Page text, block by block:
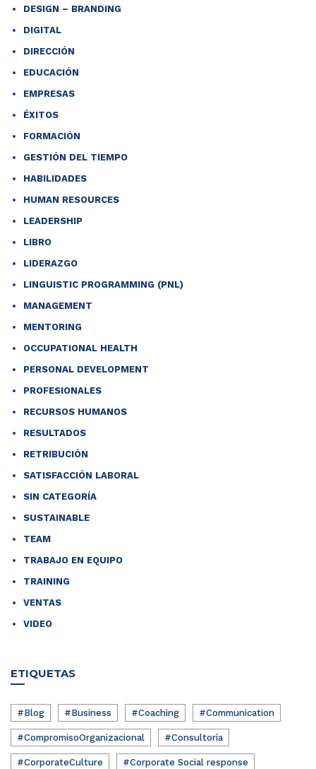
DESIGN – BRANDING
DIGITAL
DIRECCIÓN
EDUCACIÓN
EMPRESAS
ÉXITOS
FORMACIÓN
GESTIÓN DEL TIEMPO
HABILIDADES
HUMAN RESOURCES
LEADERSHIP
LIBRO
LIDERAZGO
LINGUISTIC PROGRAMMING (PNL)
MANAGEMENT
MENTORING
OCCUPATIONAL HEALTH
PERSONAL DEVELOPMENT
PROFESIONALES
RECURSOS HUMANOS
RESULTADOS
RETRIBUCIÓN
SATISFACCIÓN LABORAL
SIN CATEGORÍA
SUSTAINABLE
TEAM
TRABAJO EN EQUIPO
TRAINING
VENTAS
VIDEO
ETIQUETAS
#Blog #Business #Coaching #Communication
#CompromisoOrganizacional #Consultoría
#CorporateCulture #Corporate Social response